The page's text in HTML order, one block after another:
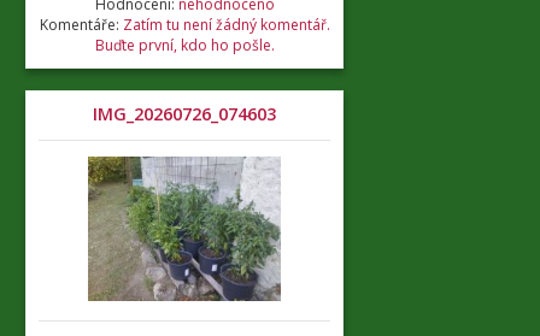
Hodnocení: nehodnoceno
Komentáře: Zatím tu není žádný komentář.
Buďte první, kdo ho pošle.
IMG_20260726_074603